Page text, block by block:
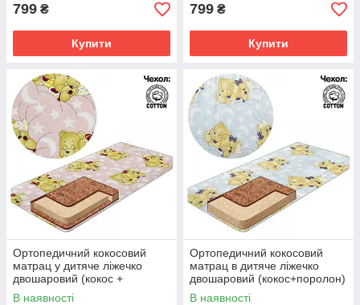
799 ₴
Купити
799 ₴
Купити
Ортопедичний кокосовий
матрац у дитяче ліжечко
двошаровий (кокос +
поролон) 120х60х5 см
В наявності
Ортопедичний кокосовий
матрац в дитяче ліжечко
двошаровий (кокос+поролон)
120х60х5 см
В наявності